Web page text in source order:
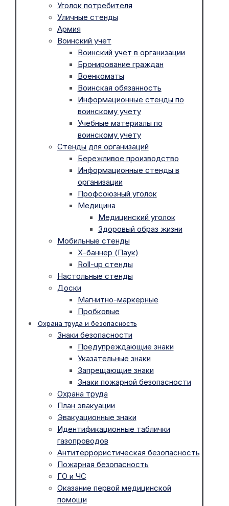
Уголок потребителя
Уличные стенды
Армия
Воинский учет
Воинский учет в организации
Бронирование граждан
Военкоматы
Воинская обязанность
Информационные стенды по
воинскому учету
Учебные материалы по
воинскому учету
Стенды для организаций
Бережливое производство
Информационные стенды в
организации
Профсоюзный уголок
Медицина
Медицинский уголок
Здоровый образ жизни
Мобильные стенды
Х-баннер (Паук)
Roll-up стенды
Настольные стенды
Доски
Магнитно-маркерные
Пробковые
Охрана труда и безопасность
Знаки безопасности
Предупреждающие знаки
Указательные знаки
Запрещающие знаки
Знаки пожарной безопасности
Охрана труда
План эвакуации
Эвакуационные знаки
Идентификационные таблички
газопроводов
Антитеррористическая безопасность
Пожарная безопасность
ГО и ЧС
Оказание первой медицинской
помощи